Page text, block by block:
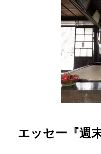
エッセー『週